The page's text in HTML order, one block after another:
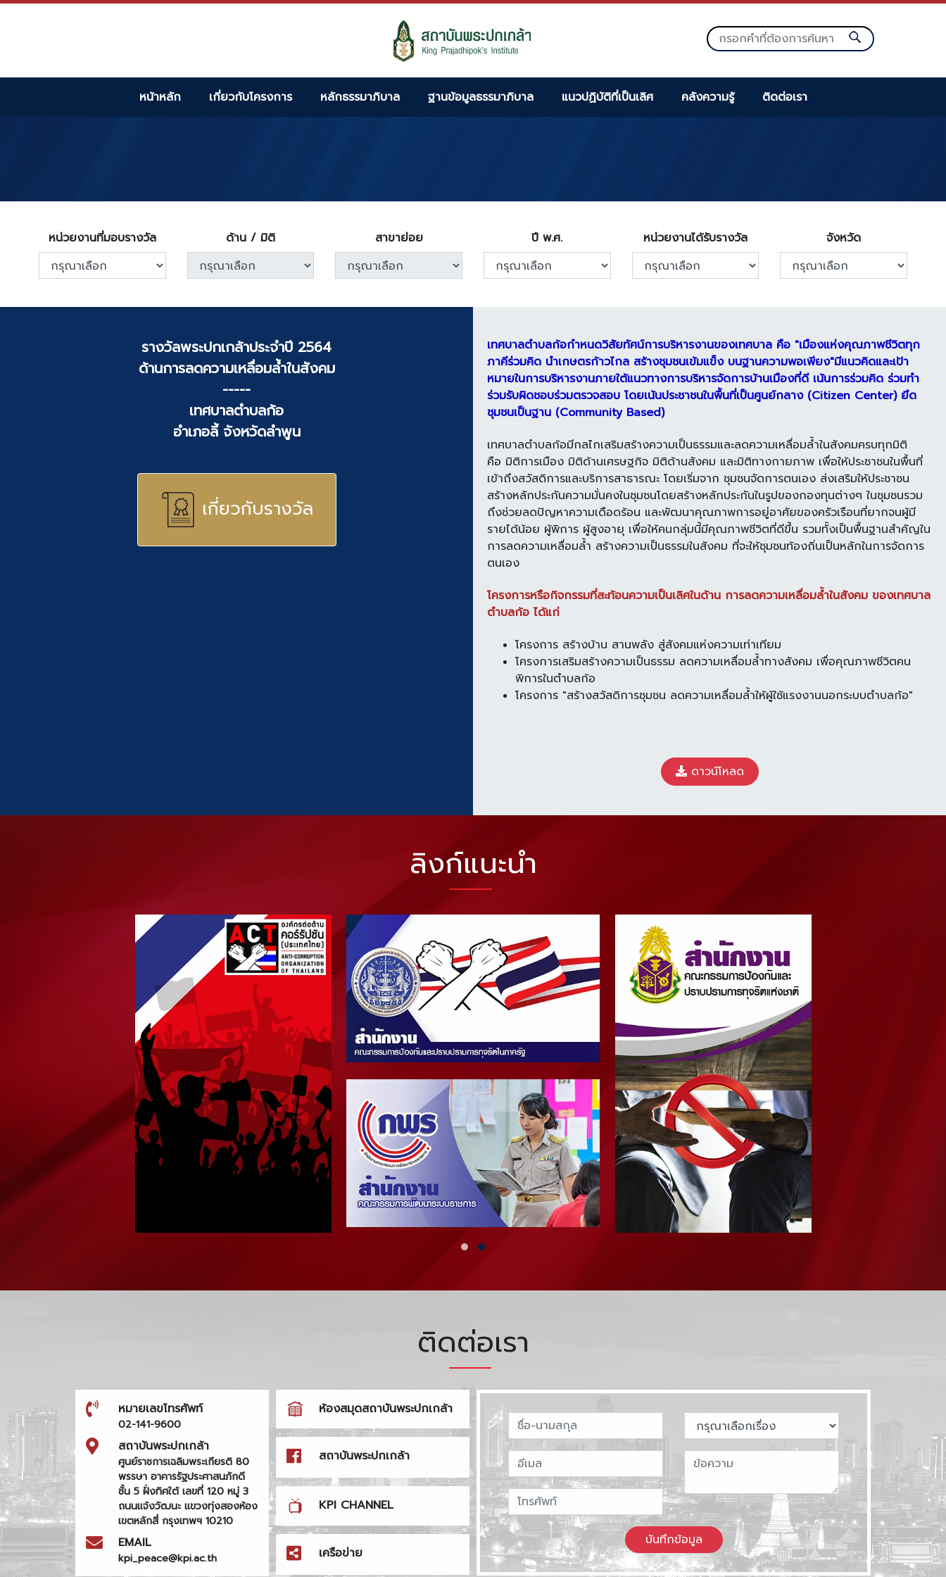
หน้าหลัก เกี่ยวกับโครงการ หลักธรรมาภิบาล ฐานข้อมูลธรรมาภิบาล แนวปฏิบัติที่เป็นเลิศ คลังความรู้ ติดต่อเรา
หน่วยงานที่มอบรางวัล ด้าน / มิติ สาขาย่อย ปี พ.ศ. หน่วยงานได้รับรางวัล จังหวัด
รางวัลพระปกเกล้าประจำปี 2564
ด้านการลดความเหลื่อมล้ำในสังคม
-----
เทศบาลตำบลก้อ
อำเภอลี้ จังหวัดลำพูน
เกี่ยวกับรางวัล
เทศบาลตำบลก้อกำหนดวิสัยทัศน์การบริหารงานของเทศบาล คือ "เมืองแห่งคุณภาพชีวิตทุก
ภาคีร่วมคิด นำเกษตรก้าวไกล สร้างชุมชนเข้มแข็ง บนฐานความพอเพียง"มีแนวคิดและเป้า
หมายในการบริหารงานภายใต้แนวทางการบริหารจัดการบ้านเมืองที่ดี เน้นการร่วมคิด ร่วมทำ
ร่วมรับผิดชอบร่วมตรวจสอบ โดยเน้นประชาชนในพื้นที่เป็นศูนย์กลาง (Citizen Center) ยึด
ชุมชนเป็นฐาน (Community Based)
เทศบาลตำบลก้อมีกลไกเสริมสร้างความเป็นธรรมและลดความเหลื่อมล้ำในสังคมครบทุกมิติ
คือ มิติการเมือง มิติด้านเศรษฐกิจ มิติด้านสังคม และมิติทางกายภาพ เพื่อให้ประชาชนในพื้นที่
เข้าถึงสวัสดิการและบริการสาธารณะ โดยเริ่มจาก ชุมชนจัดการตนเอง ส่งเสริมให้ประชาชน
สร้างหลักประกันความมั่นคงในชุมชนโดยสร้างหลักประกันในรูปของกองทุนต่างๆ ในชุมชนรวม
ถึงช่วยลดปัญหาความเดือดร้อน และพัฒนาคุณภาพการอยู่อาศัยของครัวเรือนที่ยากจนผู้มี
รายได้น้อย ผู้พิการ ผู้สูงอายุ เพื่อให้คนกลุ่มนี้มีคุณภาพชีวิตที่ดีขึ้น รวมทั้งเป็นพื้นฐานสำคัญใน
การลดความเหลื่อมล้ำ สร้างความเป็นธรรมในสังคม ที่จะให้ชุมชนท้องถิ่นเป็นหลักในการจัดการ
ตนเอง
โครงการหรือกิจกรรมที่สะท้อนความเป็นเลิศในด้าน การลดความเหลื่อมล้ำในสังคม ของเทศบาล
ตำบลก้อ ได้แก่
โครงการ สร้างบ้าน สานพลัง สู่สังคมแห่งความเท่าเทียม
โครงการเสริมสร้างความเป็นธรรม ลดความเหลื่อมล้ำทางสังคม เพื่อคุณภาพชีวิตคน
พิการในตำบลก้อ
โครงการ "สร้างสวัสดิการชุมชน ลดความเหลื่อมล้ำให้ผู้ใช้แรงงานนอกระบบตำบลก้อ"
ดาวน์โหลด
ลิงก์แนะนำ
ติดต่อเรา
หมายเลขโทรศัพท์
02-141-9600
สถาบันพระปกเกล้า
ศูนย์ราชการเฉลิมพระเกียรติ 80
พรรษา อาคารรัฐประศาสนภักดี
ชั้น 5 ฝั่งทิศใต้ เลขที่ 120 หมู่ 3
ถนนแจ้งวัฒนะ แขวงทุ่งสองห้อง
เขตหลักสี่ กรุงเทพฯ 10210
EMAIL
kpi_peace@kpi.ac.th
ห้องสมุดสถาบันพระปกเกล้า
สถาบันพระปกเกล้า
KPI CHANNEL
เครือข่าย
บันทึกข้อมูล